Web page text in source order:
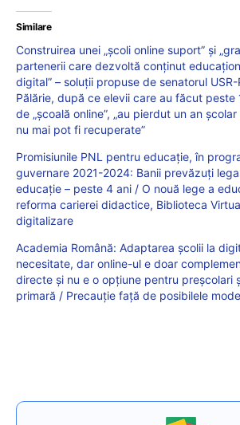
Similare
Construirea unei „școli online suport” și
partenerii care dezvoltă conținut
digital” – soluții propuse de senatorul
Pălărie, după ce elevii care au făcut peste
de „școală online”, „au pierdut un an
nu mai pot fi recuperate”
Promisiunile PNL pentru educație, în
guvernare 2021-2024: Banii prevăzuți
educație – peste 4 ani / O nouă lege a
reforma carierei didactice, Biblioteca
digitalizare
Academia Română: Adaptarea școlii la
necesitate, dar online-ul e doar
directe și nu e o opțiune pentru preșcolari
primară / Precauție față de posibilele